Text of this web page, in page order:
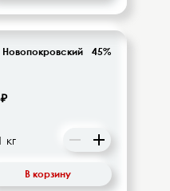
45%
В корзину